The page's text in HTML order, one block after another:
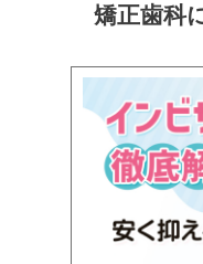
矯正歯科